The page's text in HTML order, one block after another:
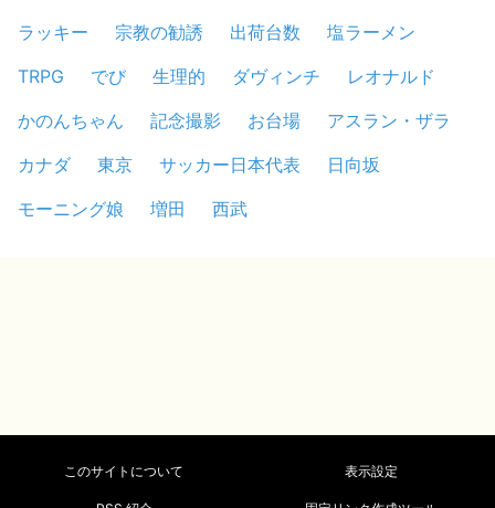
ラッキー
宗教の勧誘 出荷台数
塩ラーメン
TRPG
でび 生理的 ダヴィンチ
レオナルド
かのんちゃん
記念撮影 お台場
アスラン・ザラ
カナダ
東京 サッカー日本代表
日向坂
モーニング娘
増田 西武
このサイトについて 表示設定